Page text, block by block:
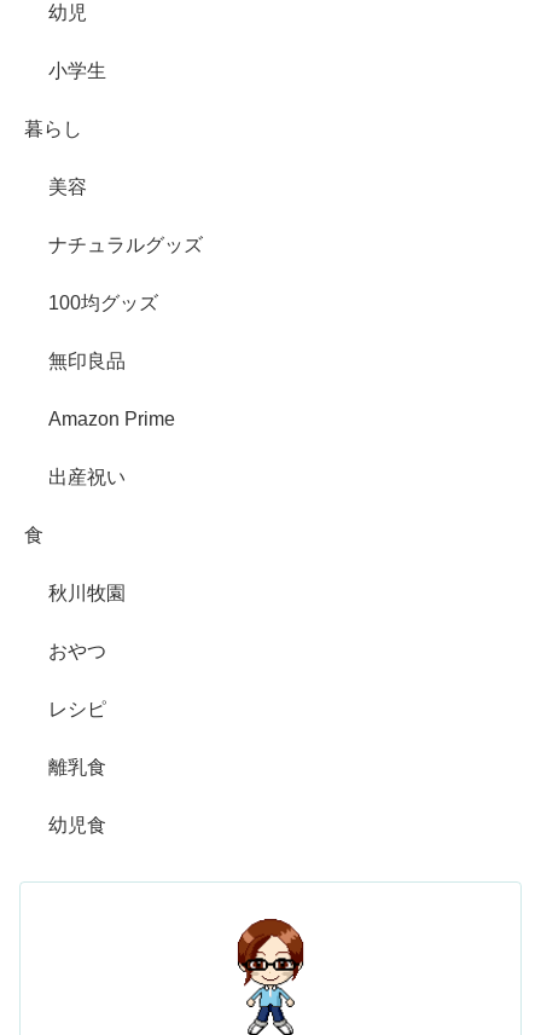
幼児
小学生
暮らし
美容
ナチュラルグッズ
100均グッズ
無印良品
Amazon Prime
出産祝い
食
秋川牧園
おやつ
レシピ
離乳食
幼児食